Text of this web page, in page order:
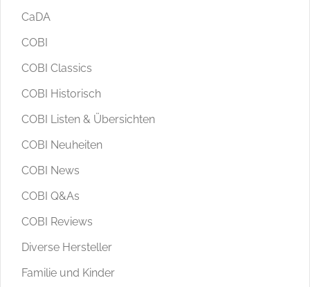
CaDA
COBI
COBI Classics
COBI Historisch
COBI Listen & Übersichten
COBI Neuheiten
COBI News
COBI Q&As
COBI Reviews
Diverse Hersteller
Familie und Kinder